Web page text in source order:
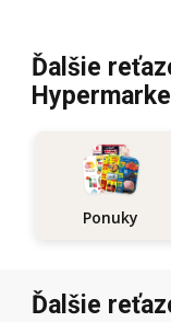
Ďalšie
Ponuky
Ďalšie